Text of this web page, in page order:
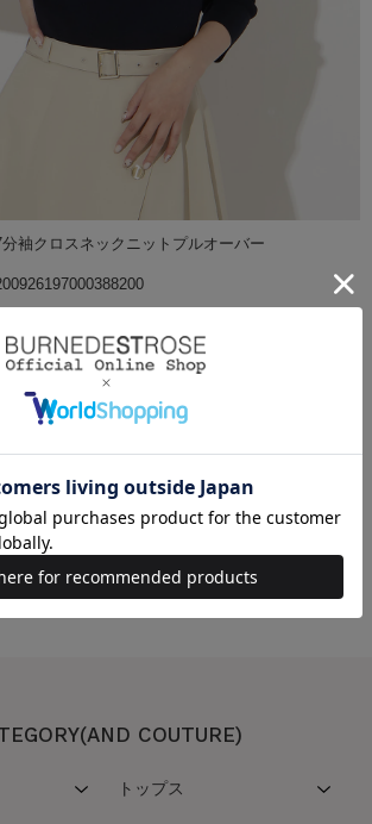
分袖クロスネックニットプルオーバー
ネイビー
る店舗
舗一覧サービスを停止させていただいております
COUTURE)
トップス